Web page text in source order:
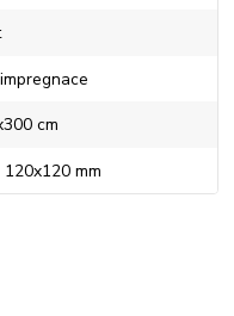
cm
120x120 mm